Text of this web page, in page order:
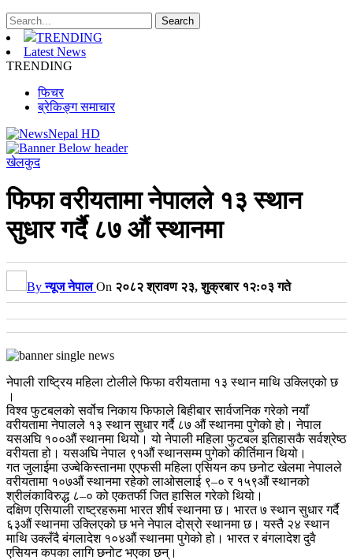
TRENDING
Latest News
TRENDING
फिचर
ब्रेकिङ्ग समाचार
खेलकुद
फिफा वरीयतामा नेपालले १३ स्थान
सुधार गर्दै ८७ औं स्थानमा
Byन्यूज नेपाल On २०८२ श्रावण २३, शुक्रबार १२:०३ गते
नेपाली राष्ट्रिय महिला टोलीले फिफा वरीयतामा १३ स्थान माथि उक्लिएको छ
।
विश्व फुटबलको सर्वोच निकाय फिफाले बिहीबार सार्वजनिक गरेको नयाँ
वरीयतामा नेपालले १३ स्थान सुधार गर्दै ८७ औं स्थानमा पुगेको हो। नेपाल
यसअघि १००औं स्थानमा थियो। यो नेपाली महिला फुटबल इतिहासकै सर्वश्रेष्ठ
वरीयता हो। यसअघि नेपाल ९१औं स्थानसम्म पुगेको कीर्तिमान थियो।
गत जुलाईमा उज्बेकिस्तानमा एएफसी महिला एसियन कप छनोट खेलमा नेपालले
वरीयतामा १०७औं स्थानमा रहेको लाओसलाई ९–० र १५९औं स्थानको
श्रीलंकाविरुद्ध ८–० को एकतर्फी जित हासिल गरेको थियो।
दक्षिण एसियाली राष्ट्रहरूमा भारत शीर्ष स्थानमा छ। भारत ७ स्थान सुधार गर्दै
६३औं स्थानमा उक्लिएको छ भने नेपाल दोस्रो स्थानमा छ। यस्तै २४ स्थान
माथि उक्लँदै बंगलादेश १०४औं स्थानमा पुगेको हो। भारत र बंगलादेश दुवै
एसियन कपका लागि छनोट भएका छन्।